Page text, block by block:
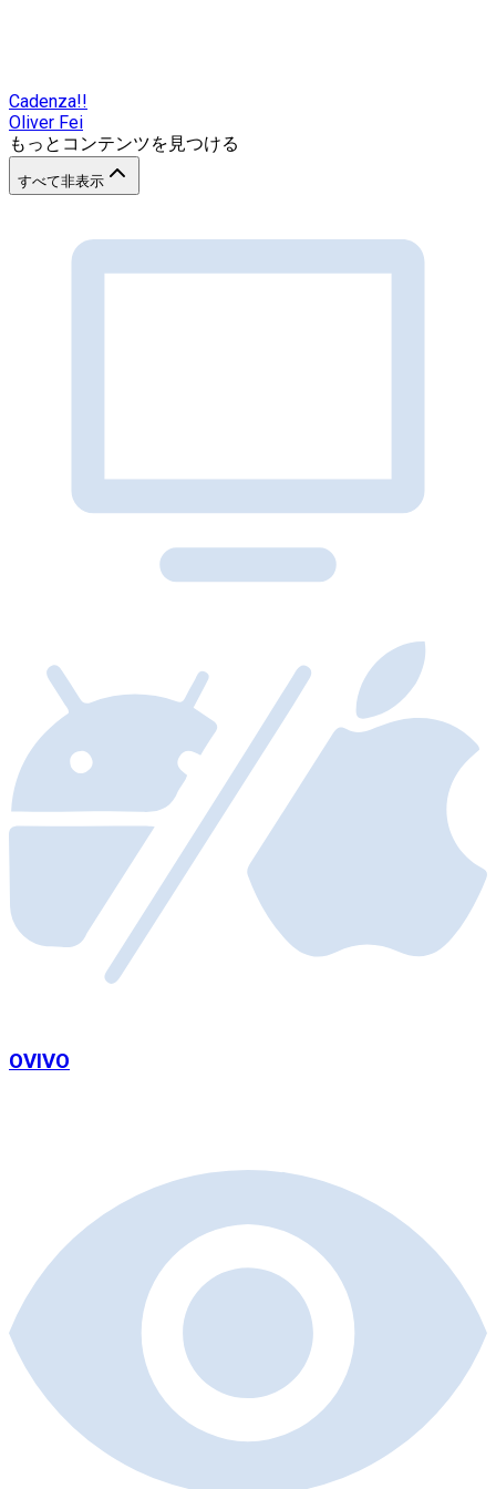
Cadenza!!
Oliver Fei
もっとコンテンツを見つける
すべて非表示
OVIVO